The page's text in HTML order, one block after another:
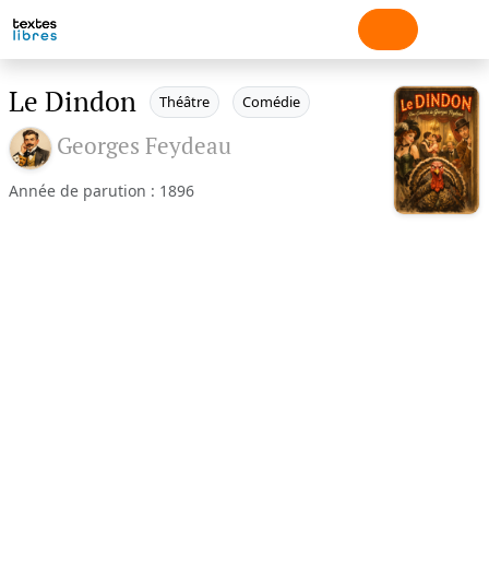
Le Dindon Théâtre Comédie
Georges Feydeau
Année de parution : 1896